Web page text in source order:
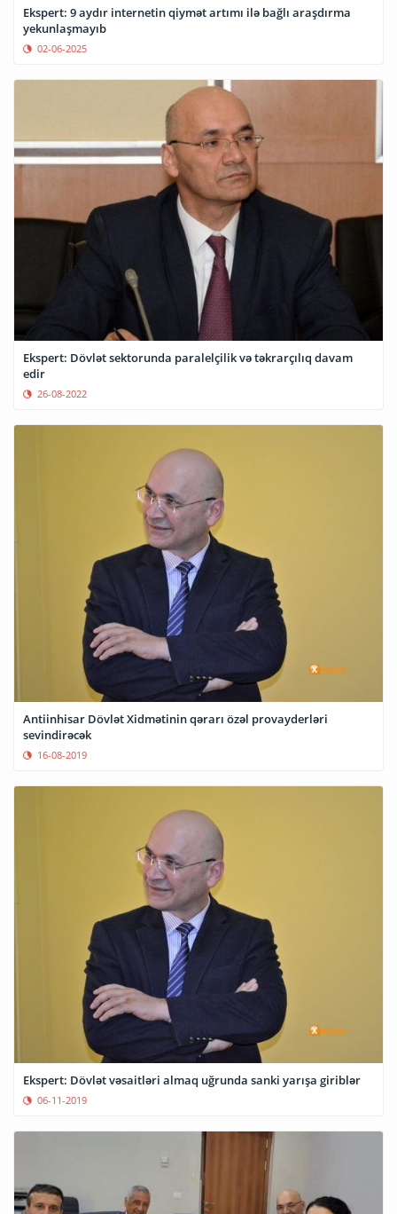
Ekspert: 9 aydır internetin qiymət artımı ilə bağlı araşdırma
yekunlaşmayıb
02-06-2025
Ekspert: Dövlət sektorunda paralelçilik və təkrarçılıq davam
edir
26-08-2022
Antiinhisar Dövlət Xidmətinin qərarı özəl provayderləri
sevindirəcək
16-08-2019
Ekspert: Dövlət vəsaitləri almaq uğrunda sanki yarışa giriblər
06-11-2019